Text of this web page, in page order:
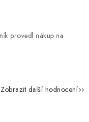
provedl nákup na
Zobrazit další hodnocení